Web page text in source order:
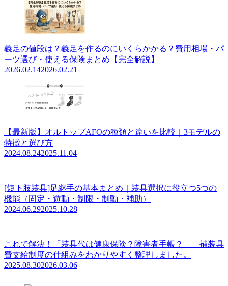
義足の値段は？義足を作るのにいくらかかる？費用相場・パ
ーツ選び・使える保険まとめ【完全解説】
2026.02.142026.02.21
【最新版】オルトップAFOの種類と違いを比較｜3モデルの
特徴と選び方
2024.08.242025.11.04
[短下肢装具]足継手の基本まとめ｜装具選択に役立つ5つの
機能（固定・遊動・制限・制動・補助）
2024.06.292025.10.28
これで解決！「装具代は健康保険？障害者手帳？――補装具
費支給制度の仕組みをわかりやすく整理しました。
2025.08.302026.03.06